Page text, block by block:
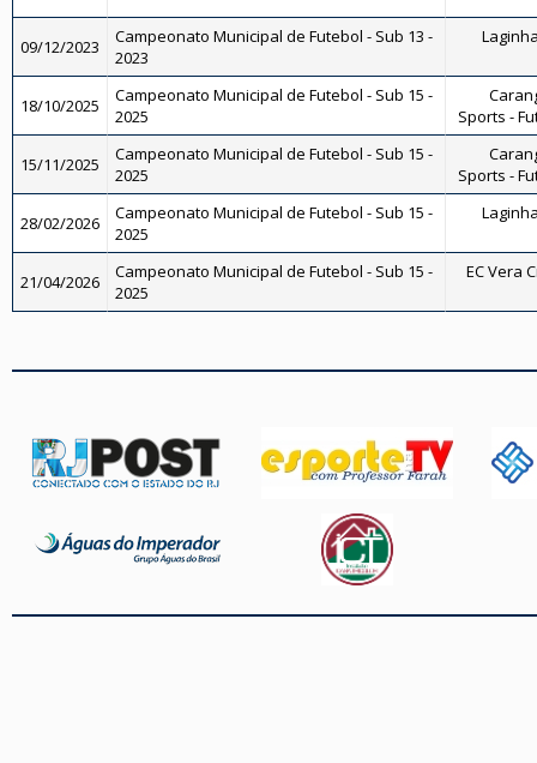
09/12/2023
Campeonato Municipal de Futebol - Sub 13 -
2023
18/10/2025
Campeonato Municipal de Futebol - Sub 15 -
2025
Sports -
15/11/2025
Campeonato Municipal de Futebol - Sub 15 -
2025
Sports -
28/02/2026
Campeonato Municipal de Futebol - Sub 15 -
2025
21/04/2026
Campeonato Municipal de Futebol - Sub 15 -
2025
EC Vera